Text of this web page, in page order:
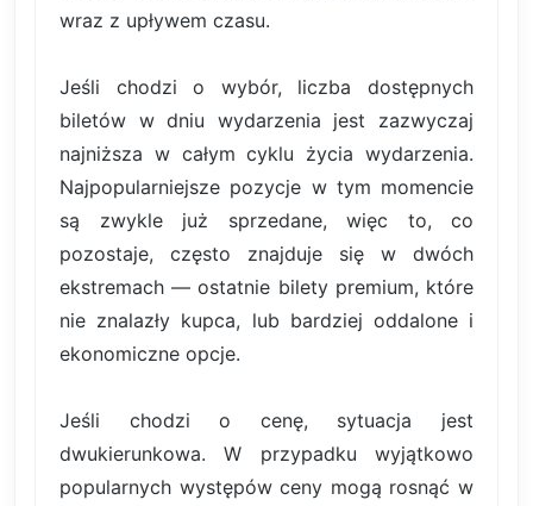
wraz z upływem czasu.
Jeśli chodzi o wybór, liczba dostępnych
biletów w dniu wydarzenia jest zazwyczaj
najniższa w całym cyklu życia wydarzenia.
Najpopularniejsze pozycje w tym momencie
są zwykle już sprzedane, więc to, co
pozostaje, często znajduje się w dwóch
ekstremach — ostatnie bilety premium, które
nie znalazły kupca, lub bardziej oddalone i
ekonomiczne opcje.
Jeśli chodzi o cenę, sytuacja jest
dwukierunkowa. W przypadku wyjątkowo
popularnych występów ceny mogą rosnąć w